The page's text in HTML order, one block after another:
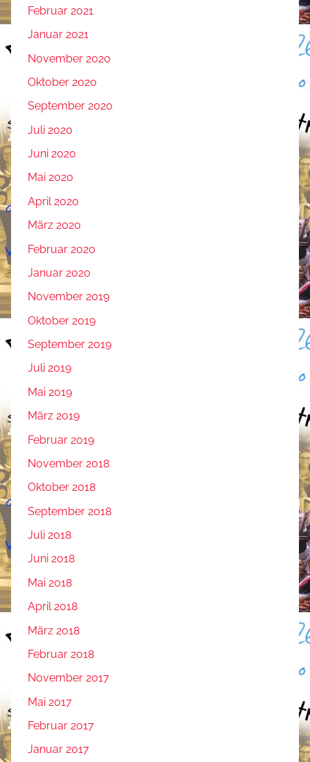
Februar 2021
Januar 2021
November 2020
Oktober 2020
September 2020
Juli 2020
Juni 2020
Mai 2020
April 2020
März 2020
Februar 2020
Januar 2020
November 2019
Oktober 2019
September 2019
Juli 2019
Mai 2019
März 2019
Februar 2019
November 2018
Oktober 2018
September 2018
Juli 2018
Juni 2018
Mai 2018
April 2018
März 2018
Februar 2018
November 2017
Mai 2017
Februar 2017
Januar 2017